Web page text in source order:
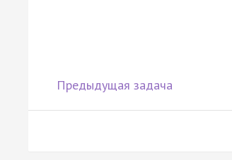
Предыдущая задача